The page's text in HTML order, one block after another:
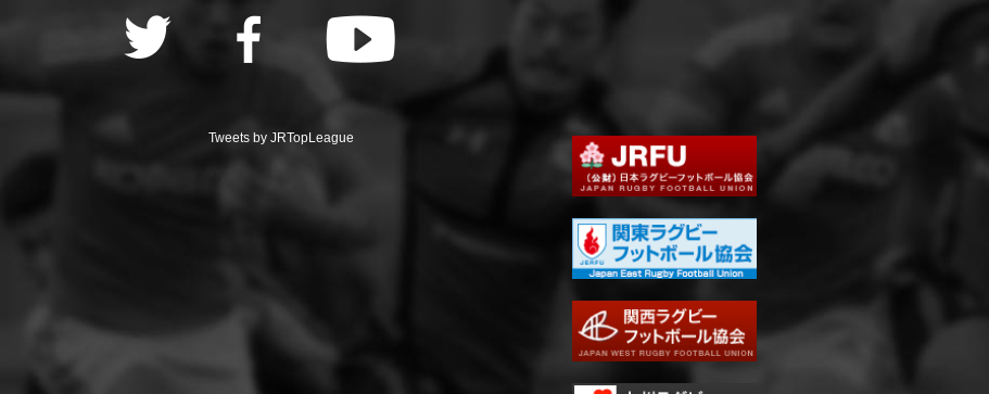
Tweets by JRTopLeague